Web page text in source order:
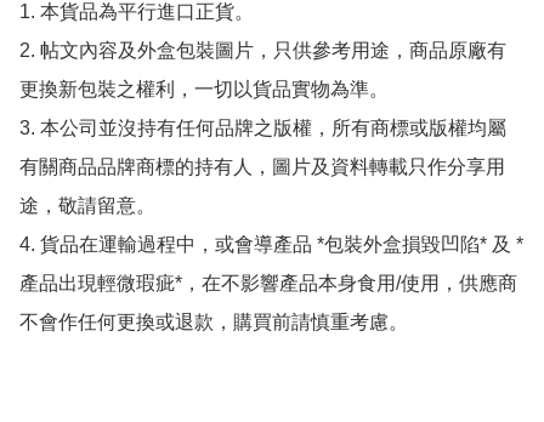
1. 本貨品為平行進口正貨。
2. 帖文內容及外盒包裝圖片，只供參考用途，商品原廠有
更換新包裝之權利，一切以貨品實物為準。
3. 本公司並沒持有任何品牌之版權，所有商標或版權均屬
有關商品品牌商標的持有人，圖片及資料轉載只作分享用
途，敬請留意。
4. 貨品在運輸過程中，或會導產品 *包裝外盒損毀凹陷* 及 *
產品出現輕微瑕疵*，在不影響產品本身食用/使用，供應商
不會作任何更換或退款，購買前請慎重考慮。